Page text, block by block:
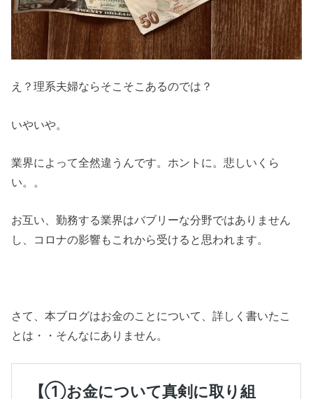
え？理系夫婦ならそこそこあるのでは？
いやいや。
業界によって全然違うんです。ホントに。悲しいくら
い。。
お互い、勤務する業界はバブリーな分野ではありません
し、コロナの影響もこれから受けると思われます。
さて、本ブログはお金のことについて、詳しく書いたこ
とは・・そんなにありません。